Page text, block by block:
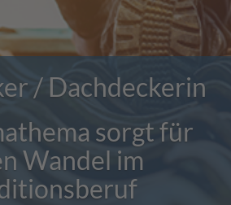
/ Dachdeckerin
sorgt für
Wandel im